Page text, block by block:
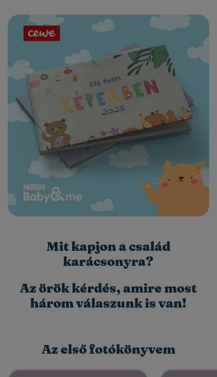
Mit kapjon a család
karácsonyra?
Az örök kérdés, amire most
három válaszunk is van!
Az első fotókönyvem